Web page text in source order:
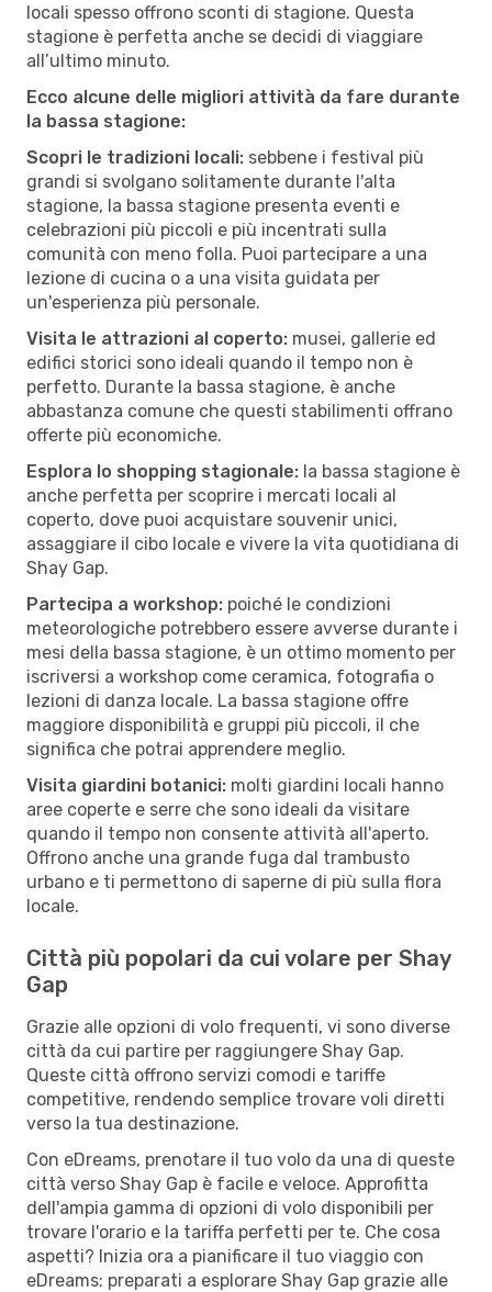
locali spesso offrono sconti di stagione. Questa
stagione è perfetta anche se decidi di viaggiare
all’ultimo minuto.
Ecco alcune delle migliori attività da fare durante
la bassa stagione:
Scopri le tradizioni locali: sebbene i festival più
grandi si svolgano solitamente durante l'alta
stagione, la bassa stagione presenta eventi e
celebrazioni più piccoli e più incentrati sulla
comunità con meno folla. Puoi partecipare a una
lezione di cucina o a una visita guidata per
un'esperienza più personale.
Visita le attrazioni al coperto: musei, gallerie ed
edifici storici sono ideali quando il tempo non è
perfetto. Durante la bassa stagione, è anche
abbastanza comune che questi stabilimenti offrano
offerte più economiche.
Esplora lo shopping stagionale: la bassa stagione è
anche perfetta per scoprire i mercati locali al
coperto, dove puoi acquistare souvenir unici,
assaggiare il cibo locale e vivere la vita quotidiana di
Shay Gap.
Partecipa a workshop: poiché le condizioni
meteorologiche potrebbero essere avverse durante i
mesi della bassa stagione, è un ottimo momento per
iscriversi a workshop come ceramica, fotografia o
lezioni di danza locale. La bassa stagione offre
maggiore disponibilità e gruppi più piccoli, il che
significa che potrai apprendere meglio.
Visita giardini botanici: molti giardini locali hanno
aree coperte e serre che sono ideali da visitare
quando il tempo non consente attività all'aperto.
Offrono anche una grande fuga dal trambusto
urbano e ti permettono di saperne di più sulla flora
locale.
Città più popolari da cui volare per Shay
Gap
Grazie alle opzioni di volo frequenti, vi sono diverse
città da cui partire per raggiungere Shay Gap.
Queste città offrono servizi comodi e tariffe
competitive, rendendo semplice trovare voli diretti
verso la tua destinazione.
Con eDreams, prenotare il tuo volo da una di queste
città verso Shay Gap è facile e veloce. Approfitta
dell'ampia gamma di opzioni di volo disponibili per
trovare l'orario e la tariffa perfetti per te. Che cosa
aspetti? Inizia ora a pianificare il tuo viaggio con
eDreams: preparati a esplorare Shay Gap grazie alle